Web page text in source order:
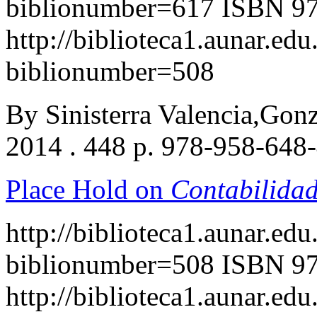
biblionumber=617 ISBN
http://
biblionumber=508
By Sinisterra
2014 . 448 p. 978-958-
Place Hold on
http://
biblionumber=508 ISBN
http://